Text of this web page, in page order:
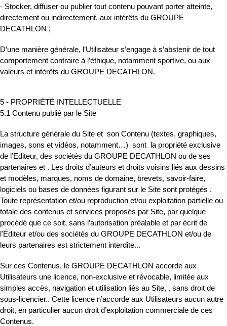
- Stocker, diffuser ou publier tout contenu pouvant porter atteinte,
directement ou indirectement, aux intérêts du GROUPE
DECATHLON ;
D’une manière générale, l’Utilisateur s’engage à s’abstenir de tout
comportement contraire à l’éthique, notamment sportive, ou aux
valeurs et intérêts du GROUPE DECATHLON.
5 - PROPRIÉTÉ INTELLECTUELLE
5.1 Contenu publié par le Site
La structure générale du Site et son Contenu (textes, graphiques,
images, sons et vidéos, notamment…) sont la propriété exclusive
de l’Editeur, des sociétés du GROUPE DECATHLON ou de ses
partenaires et . Les droits d’auteurs et droits voisins liés aux dessins
et modèles, marques, noms de domaine, brevets, savoir-faire,
logiciels ou bases de données figurant sur le Site sont protégés .
Toute représentation et/ou reproduction et/ou exploitation partielle ou
totale des contenus et services proposés par Site, par quelque
procédé que ce soit, sans l’autorisation préalable et par écrit de
l'Éditeur et/ou des sociétés du GROUPE DECATHLON et/ou de
leurs partenaires est strictement interdite...
Sur ces Contenus, le GROUPE DECATHLON accorde aux
Utilisateurs une licence, non-exclusive et révocable, limitée aux
simples accès, navigation et utilisation liés au Site, , sans droit de
sous-licencier.. Cette licence n’accorde aux Utilisateurs aucun autre
droit, en particulier aucun droit d’exploitation commerciale de ces
Contenus.